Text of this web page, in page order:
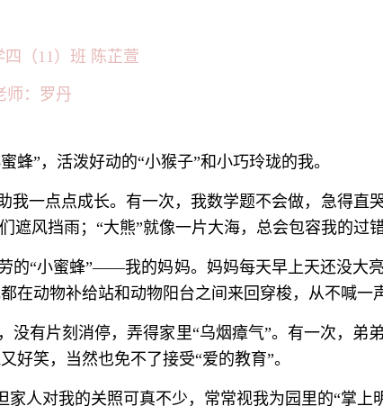
（11）班 陈芷萱
师：罗丹
蜂”，活泼好动的“小猴子”和小巧玲珑的我。
一点点成长。有一次，我数学题不会做，急得直
风挡雨；“大熊”就像一片大海，总会包容我的过错
的“小蜜蜂”——我的妈妈。妈妈每天早上天还没大
动物补给站和动物阳台之间来回穿梭，从不喊一声
有片刻消停，弄得家里“乌烟瘴气”。有一次，弟
笑，当然也免不了接受“爱的教育”。
人对我的关照可真不少，常常视我为园里的“掌上